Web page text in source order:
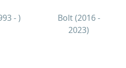
- )
Bolt (2016 -
2023)